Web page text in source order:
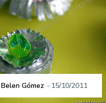
Gómez - 15/10/2011